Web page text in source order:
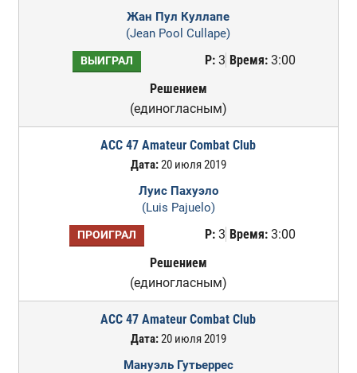
Жан Пул Куллапе
(Jean Pool Cullape)
ВЫИГРАЛ Р:3 Время:3:00
Решением
(единогласным)
ACC 47 Amateur Combat Club
Дата:20 июля 2019
Луис Пахуэло
(Luis Pajuelo)
ПРОИГРАЛ Р:3 Время:3:00
Решением
(единогласным)
ACC 47 Amateur Combat Club
Дата:20 июля 2019
Мануэль Гутьеррес